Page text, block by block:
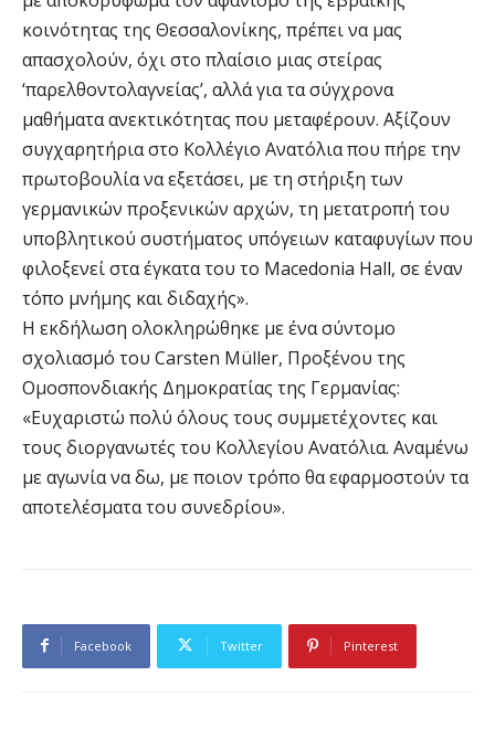
κοινότητας της Θεσσαλονίκης, πρέπει να μας
απασχολούν, όχι στο πλαίσιο μιας στείρας
‘παρελθοντολαγνείας’, αλλά για τα σύγχρονα
μαθήματα ανεκτικότητας που μεταφέρουν. Αξίζουν
συγχαρητήρια στο Κολλέγιο Ανατόλια που πήρε την
πρωτοβουλία να εξετάσει, με τη στήριξη των
γερμανικών προξενικών αρχών, τη μετατροπή του
υποβλητικού συστήματος υπόγειων καταφυγίων που
φιλοξενεί στα έγκατα του το Macedonia Hall, σε έναν
τόπο μνήμης και διδαχής».
Η εκδήλωση ολοκληρώθηκε με ένα σύντομο
σχολιασμό του Carsten Müller, Προξένου της
Ομοσπονδιακής Δημοκρατίας της Γερμανίας:
«Ευχαριστώ πολύ όλους τους συμμετέχοντες και
τους διοργανωτές του Κολλεγίου Ανατόλια. Αναμένω
με αγωνία να δω, με ποιον τρόπο θα εφαρμοστούν τα
αποτελέσματα του συνεδρίου».
Facebook Twitter Pinterest